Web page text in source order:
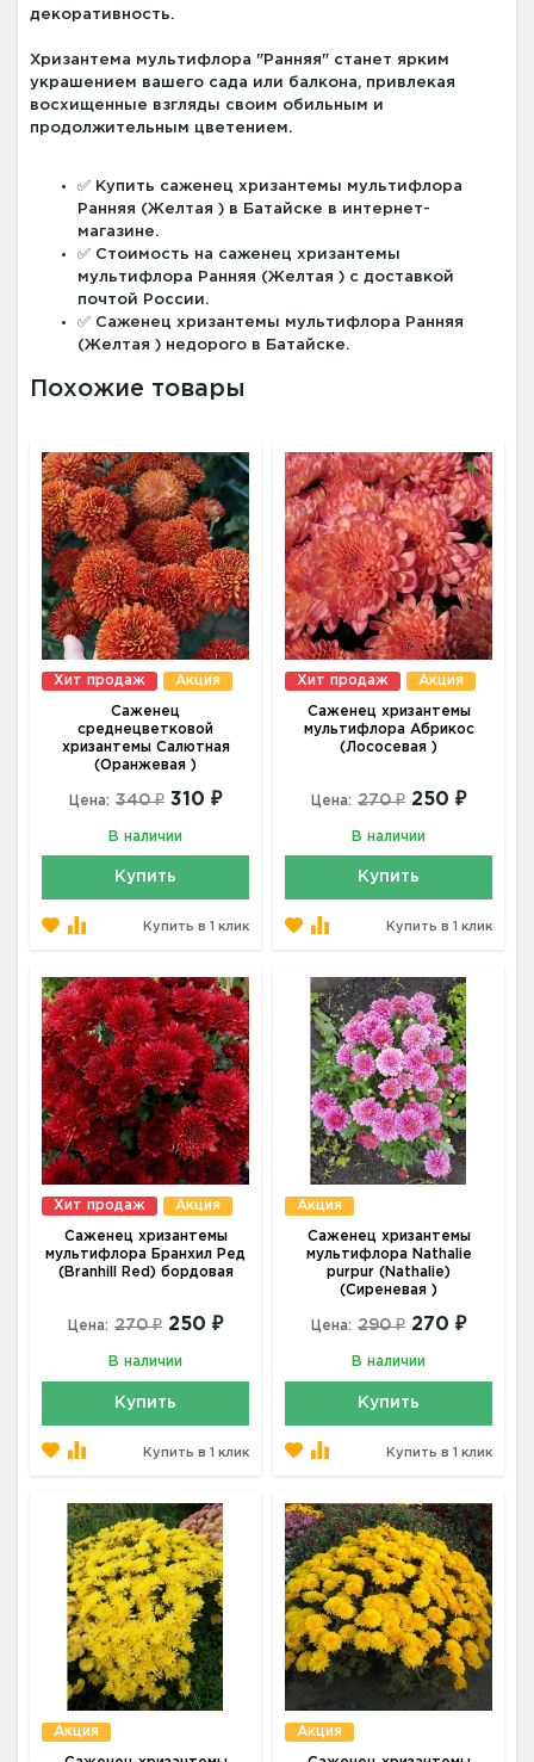
декоративность.
Хризантема мультифлора "Ранняя" станет ярким
украшением вашего сада или балкона, привлекая
восхищенные взгляды своим обильным и
продолжительным цветением.
✅ Купить саженец хризантемы мультифлора
Ранняя (Желтая ) в Батайске в интернет-
магазине.
✅ Стоимость на саженец хризантемы
мультифлора Ранняя (Желтая ) с доставкой
почтой России.
✅ Саженец хризантемы мультифлора Ранняя
(Желтая ) недорого в Батайске.
Похожие товары
Хит продаж Акция
Саженец
среднецветковой
хризантемы Салютная
(Оранжевая )
Цена: 340 ₽ 310 ₽
В наличии
Купить
Купить в 1 клик
Хит продаж Акция
Саженец хризантемы
мультифлора Абрикос
(Лососевая )
Цена: 270 ₽ 250 ₽
В наличии
Купить
Купить в 1 клик
Хит продаж Акция
Саженец хризантемы
мультифлора Бранхил Ред
(Branhill Red) бордовая
Цена: 270 ₽ 250 ₽
В наличии
Купить
Купить в 1 клик
Акция
Саженец хризантемы
мультифлора Nathalie
purpur (Nathalie)
(Сиреневая )
Цена: 290 ₽ 270 ₽
В наличии
Купить
Купить в 1 клик
Акция Акция